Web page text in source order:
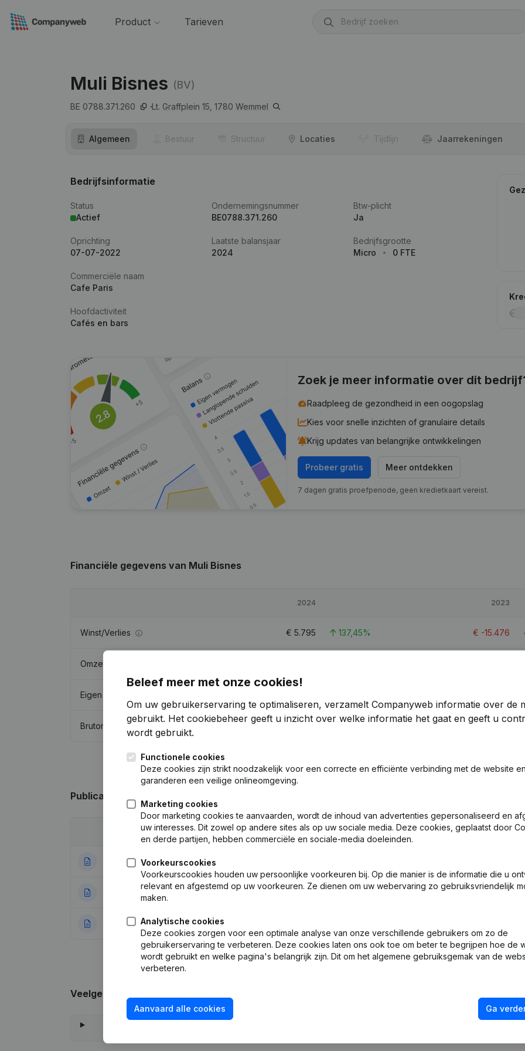
Product Tarieven
Muli Bisnes (BV)
BE 0788.371.260 Lt. Graffplein 15, 1780 Wemmel
Algemeen Bestuur Structuur Locaties Tijdlijn Jaar­rekeningen
Bedrijfsinformatie
Status
Actief
Ondernemingsnummer
BE0788.371.260
Btw-plicht
Ja
Oprichting
07-07-2022
Laatste balansjaar
2024
Bedrijfsgrootte
Micro
0 FTE
Commerciële naam
Cafe Paris
Hoofdactiviteit
Cafés en bars
Zoek je meer informatie over dit
Raadpleeg de gezondheid in een oogopslag
Kies voor snelle inzichten of granulaire details
Krijg updates van belangrijke ontwikkelingen
Probeer gratis Meer ontdekken
7 dagen gratis proefperiode, geen kredietkaart vereist.
Financiële gegevens van Muli Bisnes
2024 2023
Winst/Verlies € 5.795 137,45% € -15.476
Omzet
Eigen vermogen
Brutomarge
Publicaties
Publicatie
23-02-2024 Wijziging(en) Statuten
27-10-2023 Kapitaal - Aandelen - Ontslagnemingen - Benoemingen
11-07-2022 Rubriek Oprichting (Nieuwe Rechtspersoon, Opening Bijkantoor, enz...)
Veelgestelde vragen
Beleef meer met onze cookies!
Om uw gebruikerservaring te optimaliseren, verzamelt Companyweb informatie over de
gebruikt. Het cookiebeheer geeft u inzicht over welke informatie het gaat en geeft u
wordt gebruikt.
Functionele cookies
Deze cookies zijn strikt noodzakelijk voor een correcte en efficiënte verbinding met de website en
garanderen een veilige onlineomgeving.
Marketing cookies
Door marketing cookies te aanvaarden, wordt de inhoud van advertenties gepersonaliseerd en
uw interesses. Dit zowel op andere sites als op uw sociale media. Deze cookies, geplaatst door
en derde partijen, hebben commerciële en sociale-media doeleinden.
Voorkeurscookies
Voorkeurscookies houden uw persoonlijke voorkeuren bij. Op die manier is de informatie die u
relevant en afgestemd op uw voorkeuren. Ze dienen om uw webervaring zo gebruiksvriendelijk
maken.
Analytische cookies
Deze cookies zorgen voor een optimale analyse van onze verschillende gebruikers om zo de
gebruikerservaring te verbeteren. Deze cookies laten ons ook toe om beter te begrijpen hoe de
wordt gebruikt en welke pagina's belangrijk zijn. Dit om het algemene gebruiksgemak van de
verbeteren.
Aanvaard alle cookies Ga